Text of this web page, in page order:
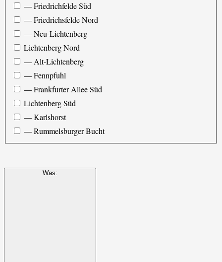
— Friedrichfelde Süd
— Friedrichsfelde Nord
— Neu-Lichtenberg
Lichtenberg Nord
— Alt-Lichtenberg
— Fennpfuhl
— Frankfurter Allee Süd
Lichtenberg Süd
— Karlshorst
— Rummelsburger Bucht
Was: